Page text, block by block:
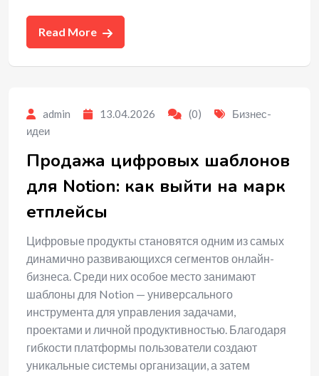
Read More
admin 13.04.2026 (0)
Бизнес-
идеи
Продажа цифровых шаблонов
для Notion: как выйти на марк
етплейсы
Цифровые продукты становятся одним из самых
динамично развивающихся сегментов онлайн-
бизнеса. Среди них особое место занимают
шаблоны для Notion — универсального
инструмента для управления задачами,
проектами и личной продуктивностью. Благодаря
гибкости платформы пользователи создают
уникальные системы организации, а затем